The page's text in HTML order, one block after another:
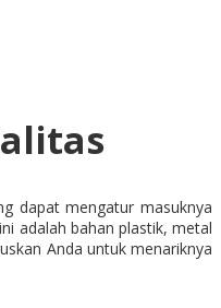
dapat mengatur masuknya
adalah bahan plastik, metal
Anda untuk menariknya